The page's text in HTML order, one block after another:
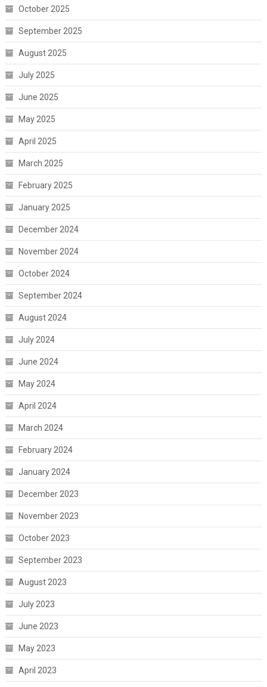
October 2025
September 2025
August 2025
July 2025
June 2025
May 2025
April 2025
March 2025
February 2025
January 2025
December 2024
November 2024
October 2024
September 2024
August 2024
July 2024
June 2024
May 2024
April 2024
March 2024
February 2024
January 2024
December 2023
November 2023
October 2023
September 2023
August 2023
July 2023
June 2023
May 2023
April 2023